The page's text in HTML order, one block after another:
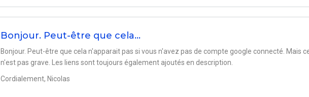
Bonjour. Peut-être que cela…
Bonjour. Peut-être que cela n'apparait pas si vous n'avez pas de compte google connecté. Mais
n'est pas grave. Les liens sont toujours également ajoutés en description.
Cordialement, Nicolas